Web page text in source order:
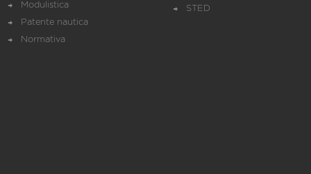
Modulistica
Patente nautica
Normativa
STED